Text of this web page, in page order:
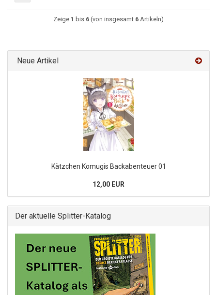
Zeige 1 bis 6 (von insgesamt 6 Artikeln)
Neue Artikel
Kätzchen Komugis Backabenteuer 01
12,00 EUR
Der aktuelle Splitter-Katalog